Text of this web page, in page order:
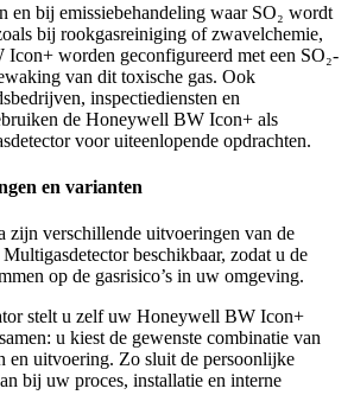
en bij emissiebehandeling waar SO₂ wordt
bij rookgasreiniging of zwavelchemie,
worden geconfigureerd met een SO₂-
van dit toxische gas. Ook
inspectiediensten en
de Honeywell BW Icon+ als
voor uiteenlopende opdrachten.
en varianten
zijn verschillende uitvoeringen van de
beschikbaar, zodat u de
op de gasrisico’s in uw omgeving.
stelt u zelf uw Honeywell BW Icon+
u kiest de gewenste combinatie van
en uitvoering. Zo sluit de persoonlijke
bij uw proces, installatie en interne